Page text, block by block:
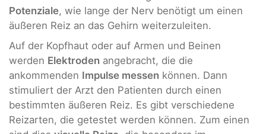
Potenziale, wie lange der Nerv benötigt um einen
äußeren Reiz an das Gehirn weiterzuleiten.
Auf der Kopfhaut oder auf Armen und Beinen
werden Elektroden angebracht, die die
ankommenden Impulse messen können. Dann
stimuliert der Arzt den Patienten durch einen
bestimmten äußeren Reiz. Es gibt verschiedene
Reizarten, die getestet werden können. Zum einen